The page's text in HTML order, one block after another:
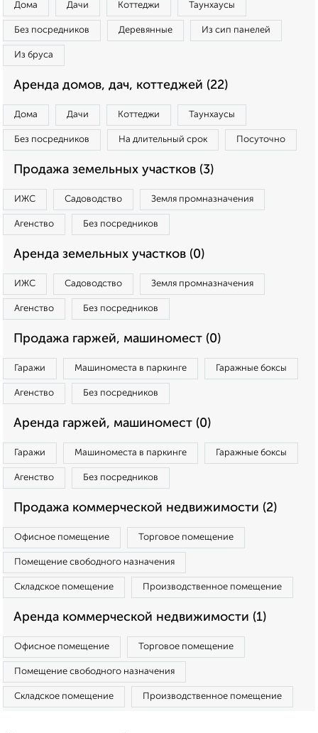
Дома Дачи Коттеджи Таунхаусы
Без посредников Деревянные Из сип панелей
Из бруса
Аренда домов, дач, коттеджей (22)
Дома Дачи Коттеджи Таунхаусы
Без посредников На длительный срок Посуточно
Продажа земельных участков (3)
ИЖС Садоводство Земля промназначения
Агенство Без посредников
Аренда земельных участков (0)
ИЖС Садоводство Земля промназначения
Агенство Без посредников
Продажа гаржей, машиномест (0)
Гаражи Машиноместа в паркинге Гаражные боксы
Агенство Без посредников
Аренда гаржей, машиномест (0)
Гаражи Машиноместа в паркинге Гаражные боксы
Агенство Без посредников
Продажа коммерческой недвижимости (2)
Офисное помещение Торговое помещение
Помещение свободного назначения
Складское помещение Производственное помещение
Аренда коммерческой недвижимости (1)
Офисное помещение Торговое помещение
Помещение свободного назначения
Складское помещение Производственное помещение